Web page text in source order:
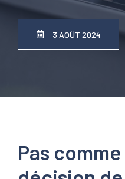
3 AOÛT 2024
Pas